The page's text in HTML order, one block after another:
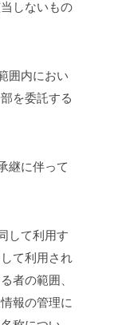
しないもの
囲内におい
を委託する
継に伴って
して利用す
て利用され
者の範囲、
報の管理に